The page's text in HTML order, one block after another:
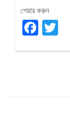
শেয়ার করুন
Facebook